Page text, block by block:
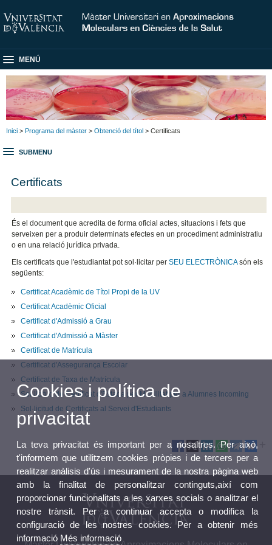
MENÚ
Inici > Programa del màster > Obtenció del títol > Certificats
SUBMENU
Certificats
És el document que acredita de forma oficial actes, situacions i fets que
serveixen per a produir determinats efectes en un procediment administratiu
o en una relació jurídica privada.
Els certificats que l'estudiantat pot sol·licitar perSEU ELECTRÒNICAsón els
següents:
Certificat Acadèmic de Títol Propi de la UV
Certificat Acadèmic Oficial
Certificat d'Admissió a Grau
Certificat d'Admissió a Màster
Certificat de Matrícula
Certificat d'Assegurança Escolar
Certificat de Taxa de Matrícula
Sol·licitud de Certificat d'Estada per Mobilitat per a Alumnes Incoming
Sol·licitud de Certificats al Servei d'Estudiants
Cookies i política de
privacitat
La teva privacitat és important per a nosaltres. Per això,
t'informem que utilitzem cookies pròpies i de tercers per a
realitzar anàlisis d'ús i mesurament de la nostra pàgina web
amb la finalitat de personalitzar continguts,així com
proporcionar funcionalitats a les xarxes socials o analitzar el
nostre trànsit. Per a continuar accepta o modifica la
configuració de les nostres cookies. Per a obtenir més
informació Més informació